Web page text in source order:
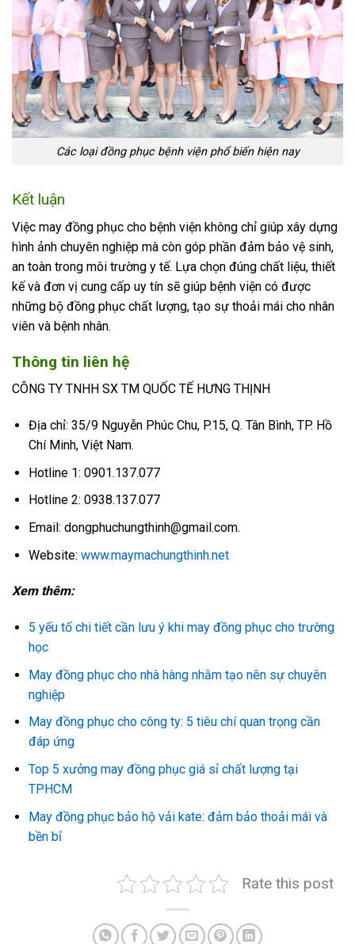
Các loại đồng phục bệnh viện phổ biến hiện nay
Kết luận
Việc may đồng phục cho bệnh viện không chỉ giúp xây dựng
hình ảnh chuyên nghiệp mà còn góp phần đảm bảo vệ sinh,
an toàn trong môi trường y tế. Lựa chọn đúng chất liệu, thiết
kế và đơn vị cung cấp uy tín sẽ giúp bệnh viện có được
những bộ đồng phục chất lượng, tạo sự thoải mái cho nhân
viên và bệnh nhân.
Thông tin liên hệ
CÔNG TY TNHH SX TM QUỐC TẾ HƯNG THỊNH
Địa chỉ: 35/9 Nguyễn Phúc Chu, P.15, Q. Tân Bình, TP. Hồ
Chí Minh, Việt Nam.
Hotline 1: 0901.137.077
Hotline 2: 0938.137.077
Email: dongphuchungthinh@gmail.com.
Website: www.maymachungthinh.net
Xem thêm:
5 yếu tố chi tiết cần lưu ý khi may đồng phục cho trường
học
May đồng phục cho nhà hàng nhằm tạo nên sự chuyên
nghiệp
May đồng phục cho công ty: 5 tiêu chí quan trọng cần
đáp ứng
Top 5 xưởng may đồng phục giá sỉ chất lượng tại
TPHCM
May đồng phục bảo hộ vải kate: đảm bảo thoải mái và
bền bỉ
Rate this post